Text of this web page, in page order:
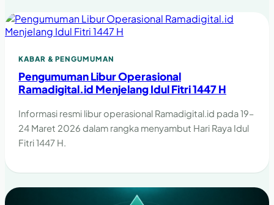
KABAR & PENGUMUMAN
Pengumuman Libur Operasional
Ramadigital.id Menjelang Idul Fitri 1447 H
Informasi resmi libur operasional Ramadigital.id pada 19–
24 Maret 2026 dalam rangka menyambut Hari Raya Idul
Fitri 1447 H.